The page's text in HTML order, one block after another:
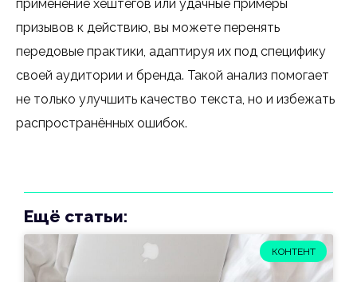
применение хештегов или удачные примеры
призывов к действию, вы можете перенять
передовые практики, адаптируя их под специфику
своей аудитории и бренда. Такой анализ помогает
не только улучшить качество текста, но и избежать
распространённых ошибок.
Ещё статьи:
КОНТЕНТ